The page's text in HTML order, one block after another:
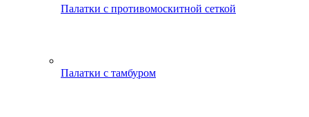
Палатки с противомоскитной сеткой
Палатки с тамбуром